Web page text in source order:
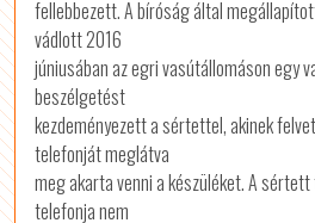
fellebbezett. A bíróság által
vádlott 2016
júniusában az egri vasútállomáson egy
beszélgetést
kezdeményezett a sértettel, akinek
telefonját meglátva
meg akarta venni a készüléket. A
telefonja nem